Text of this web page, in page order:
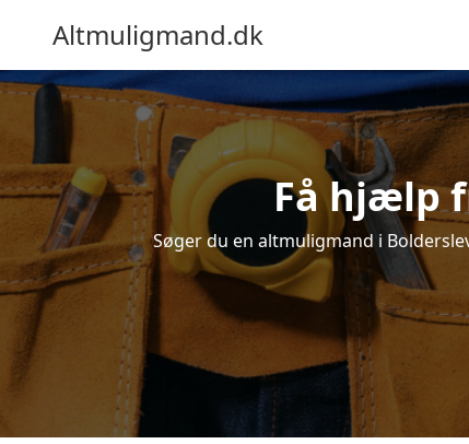
Altmuligmand.dk
Få hjælp
Søger du en altmuligmand i